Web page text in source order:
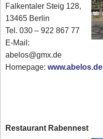
Falkentaler Steig 128,
13465 Berlin
Tel. 030 – 922 867 77
E-Mail:
abelos@gmx.de
Homepage:www.abelos.de
Restaurant Rabennest